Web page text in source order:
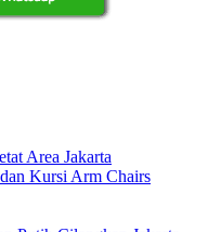
Area Jakarta
Kursi Arm Chairs